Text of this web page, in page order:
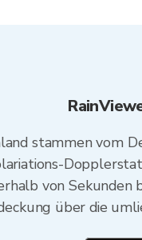
stammen vom
von
über die